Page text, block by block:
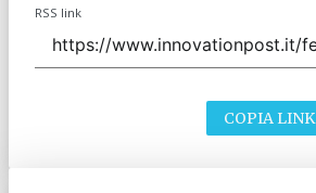
RSS link
COPIA LINK